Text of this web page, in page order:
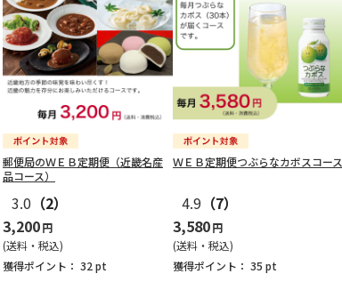
郵便局のＷＥＢ定期便（近畿名産
品コース）
3.0 （2）
3,200円
(送料・税込)
獲得ポイント： 32 pt
ＷＥＢ定期便つぶらなカボスコース
4.9 （7）
3,580円
(送料・税込)
獲得ポイント： 35 pt